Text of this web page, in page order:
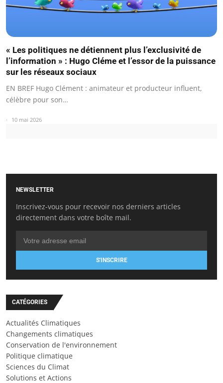
« Les politiques ne détiennent plus l’exclusivité de
l’information » : Hugo Cléme et l’essor de la puissance
sur les réseaux sociaux
EN BREF Hugo Clément : animateur et producteur influent,
célèbre pour son…
10 mai 2026
NEWSLETTER
Inscrivez-vous pour recevoir nos derniers articles
directement dans votre boîte mail.
S'INSCRIRE
CATÉGORIES
Actualités Climatiques
Changements climatiques
Conservation de l'environnement
Politique climatique
Sciences du Climat
Solutions et Actions